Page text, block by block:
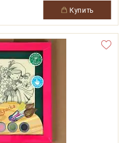
купить